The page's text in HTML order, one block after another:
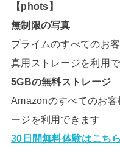
【phots】
無制限の写真
プライムのすべてのお
真用ストレージを利用
5GBの無料ストレージ
Amazonのすべてのお
ージを利用できます
30日間無料体験はこち